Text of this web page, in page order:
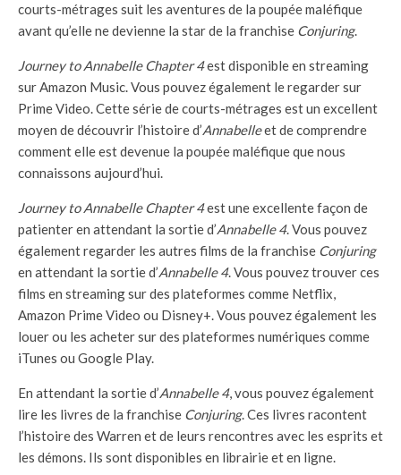
courts-métrages suit les aventures de la poupée maléfique
avant qu’elle ne devienne la star de la franchise Conjuring.
Journey to Annabelle Chapter 4est disponible en streaming
sur Amazon Music. Vous pouvez également le regarder sur
Prime Video. Cette série de courts-métrages est un excellent
moyen de découvrir l’histoire d’Annabelleet de comprendre
comment elle est devenue la poupée maléfique que nous
connaissons aujourd’hui.
Journey to Annabelle Chapter 4est une excellente façon de
patienter en attendant la sortie d’Annabelle 4. Vous pouvez
également regarder les autres films de la franchise Conjuring
en attendant la sortie d’Annabelle 4. Vous pouvez trouver ces
films en streaming sur des plateformes comme Netflix,
Amazon Prime Video ou Disney+. Vous pouvez également les
louer ou les acheter sur des plateformes numériques comme
iTunes ou Google Play.
En attendant la sortie d’Annabelle 4, vous pouvez également
lire les livres de la franchise Conjuring. Ces livres racontent
l’histoire des Warren et de leurs rencontres avec les esprits et
les démons. Ils sont disponibles en librairie et en ligne.